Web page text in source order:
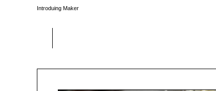
Introduing Maker